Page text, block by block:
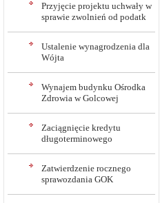
Przyjęcie projektu uchwały w
sprawie zwolnień od podatk
Ustalenie wynagrodzenia dla
Wójta
Wynajem budynku Ośrodka
Zdrowia w Golcowej
Zaciągnięcie kredytu
długoterminowego
Zatwierdzenie rocznego
sprawozdania GOK